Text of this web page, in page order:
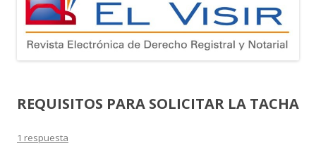
REQUISITOS PARA SOLICITAR LA TACHA
1 respuesta